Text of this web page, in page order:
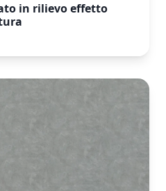
in rilievo effetto